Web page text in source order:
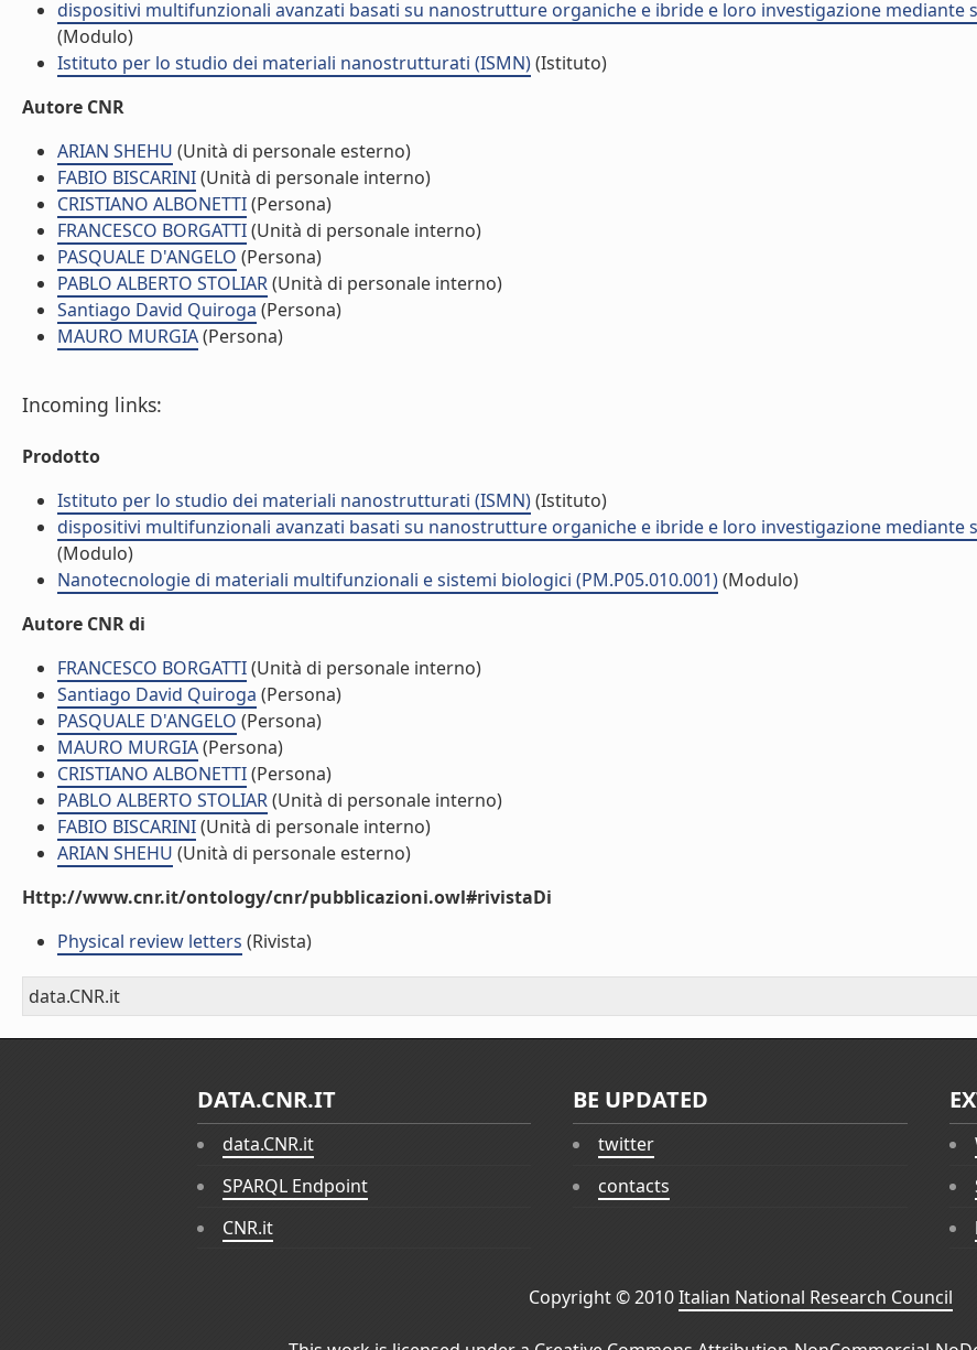
dispositivi multifunzionali avanzati basati su nanostrutture organiche e ibride e loro investigazione mediante
(Modulo)
Istituto per lo studio dei materiali nanostrutturati (ISMN)(Istituto)
Autore CNR
ARIAN SHEHU (Unità di personale esterno)
FABIO BISCARINI(Unità di personale interno)
CRISTIANO ALBONETTI(Persona)
FRANCESCO BORGATTI(Unità di personale interno)
PASQUALE D'ANGELO (Persona)
PABLO ALBERTO STOLIAR(Unità di personale interno)
Santiago David Quiroga (Persona)
MAURO MURGIA(Persona)
Incoming links:
Prodotto
Istituto per lo studio dei materiali nanostrutturati (ISMN)(Istituto)
dispositivi multifunzionali avanzati basati su nanostrutture organiche e ibride e loro investigazione mediante
(Modulo)
Nanotecnologie di materiali multifunzionali e sistemi biologici (PM.P05.010.001)(Modulo)
Autore CNR di
FRANCESCO BORGATTI(Unità di personale interno)
Santiago David Quiroga (Persona)
PASQUALE D'ANGELO (Persona)
MAURO MURGIA(Persona)
CRISTIANO ALBONETTI(Persona)
PABLO ALBERTO STOLIAR(Unità di personale interno)
FABIO BISCARINI(Unità di personale interno)
ARIAN SHEHU (Unità di personale esterno)
Http://www.cnr.it/ontology/cnr/pubblicazioni.owl#rivistaDi
Physical review letters (Rivista)
data.CNR.it
DATA.CNR.IT
data.CNR.it
SPARQL Endpoint
CNR.it
BE UPDATED
twitter
contacts
Copyright © 2010Italian National Research Council